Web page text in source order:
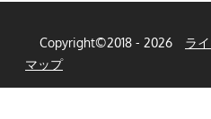
Copyright©2018 - 2026 ラ
マップ